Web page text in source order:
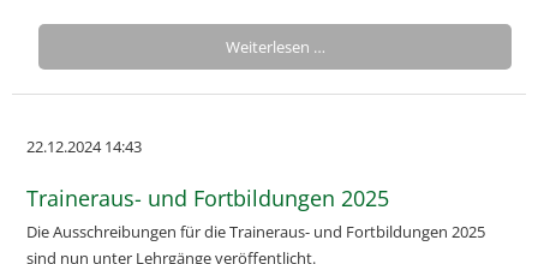
Weiterlesen …
22.12.2024 14:43
Traineraus- und Fortbildungen 2025
Die Ausschreibungen für die Traineraus- und Fortbildungen 2025
sind nun unter Lehrgänge veröffentlicht.